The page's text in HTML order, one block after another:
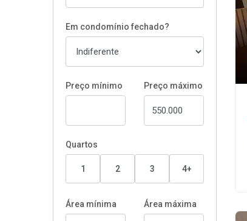
Em condomínio fechado?
Preço mínimo Preço máximo
Quartos
1 2 3 4+
Área mínima Área máxima